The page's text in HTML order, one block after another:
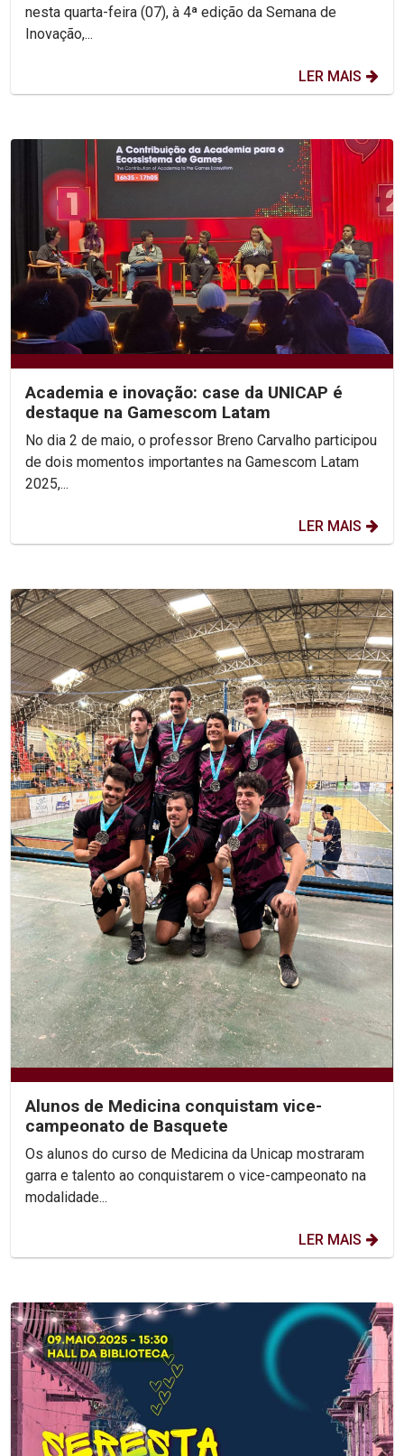
nesta quarta-feira (07), à 4ª edição da Semana de
Inovação,...
LER MAIS
Academia e inovação: case da UNICAP é
destaque na Gamescom Latam
No dia 2 de maio, o professor Breno Carvalho participou
de dois momentos importantes na Gamescom Latam
2025,...
LER MAIS
Alunos de Medicina conquistam vice-
campeonato de Basquete
Os alunos do curso de Medicina da Unicap mostraram
garra e talento ao conquistarem o vice-campeonato na
modalidade...
LER MAIS